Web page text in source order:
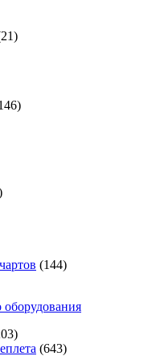
(144)
(643)